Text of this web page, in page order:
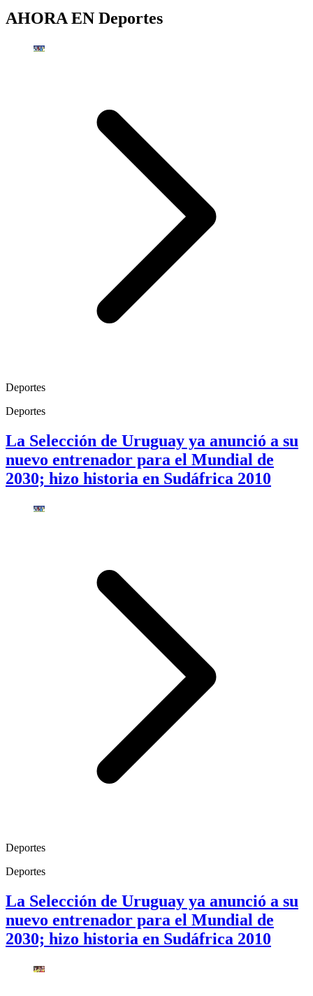
AHORA EN Deportes
Deportes
Deportes
La Selección de Uruguay ya anunció a su
nuevo entrenador para el Mundial de
2030; hizo historia en Sudáfrica 2010
Deportes
Deportes
La Selección de Uruguay ya anunció a su
nuevo entrenador para el Mundial de
2030; hizo historia en Sudáfrica 2010